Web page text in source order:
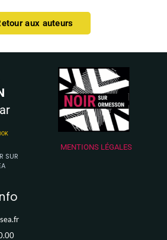
aux auteurs
SUR
MENTIONS LÉGALES